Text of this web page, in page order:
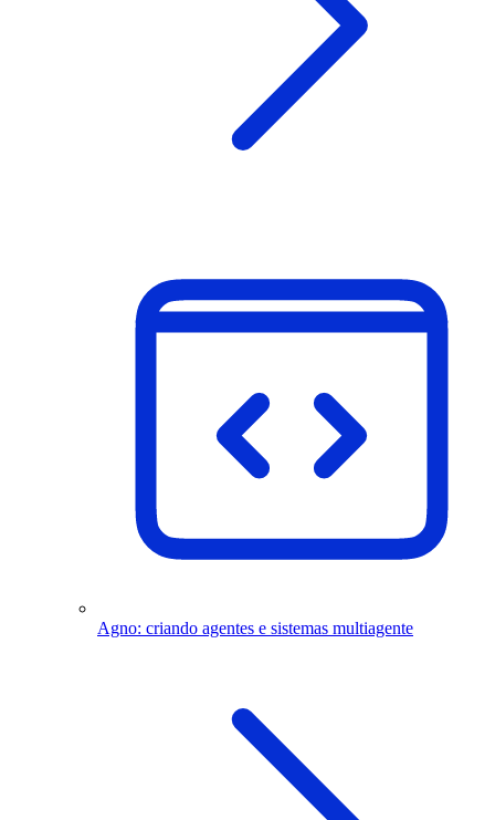
Agno: criando agentes e sistemas multiagente